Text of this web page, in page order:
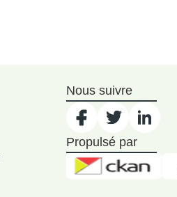
Nous suivre
Propulsé par